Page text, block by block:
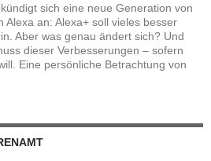
sich eine neue Generation von
Alexa an: Alexa+ soll vieles besser
Aber was genau ändert sich? Und
dieser Verbesserungen – sofern
Eine persönliche Betrachtung von